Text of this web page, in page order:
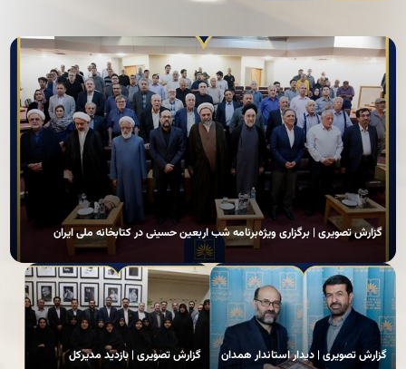
گزارش تصویری | برگزاری ویژه‌برنامه شب اربعین حسینی در کتابخانه ملی ایران
گزارش تصویری | دیدار استاندار همدان
گزارش تصویری | بازدید مدیرکل